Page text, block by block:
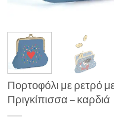
Πορτοφόλι με ρετρό
Πριγκίπισσα – καρδιά